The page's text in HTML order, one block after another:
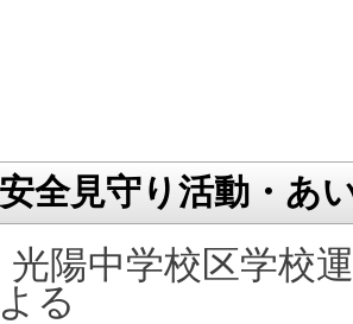
全見守り活動・あ
陽中学校区学校
る